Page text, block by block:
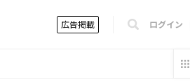
広告掲載 ログイン